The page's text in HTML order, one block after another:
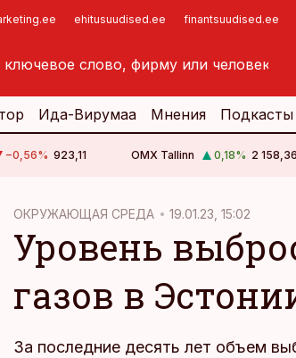
ehitusuudised.ee finantsuudised.ee
Ида-Вирумаа Мнения Подкасты
−0,56% 923,11 OMX Tallinn 0,18% 2 158,36
ОКРУЖАЮЩАЯ СРЕДА 19.01.23, 15:02
Уровень
газов в
За последние десять лет объем